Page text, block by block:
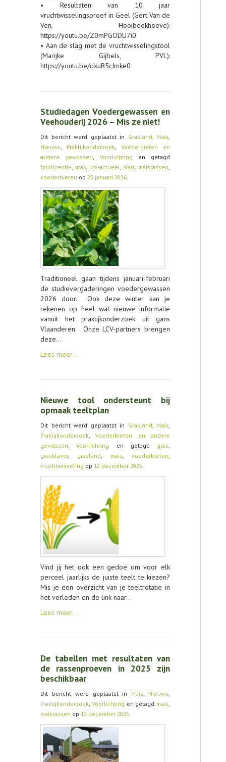
• Resultaten van 10 jaar
vruchtwisselingsproef in Geel (Gert Van de
Ven, Hooibeekhoeve):
https://youtu.be/Z0mPGODU7i0
• Aan de slag met de vruchtwisselingstool
(Marijke Gijbels, PVL):
https://youtu.be/dxuR5cImke0
Studiedagen Voedergewassen en
Veehouderij 2026 – Mis ze niet!
Dit bericht werd geplaatst in Grasland, Maïs,
Nieuws, Praktijkonderzoek, Voederbieten en
andere gewassen, Voorlichting en getagd
fytolicentie, gras, lcv-actueel, mais, maisrassen,
voederbieten op 25 januari 2026.
Traditioneel gaan tijdens januari-februari
de studievergaderingen voedergewassen
2026 door. Ook deze winter kan je
rekenen op heel wat nieuwe informatie
vanuit het praktijkonderzoek uit gans
Vlaanderen. Onze LCV-partners brengen
deze…
Lees meer…
Nieuwe tool ondersteunt bij
opmaak teeltplan
Dit bericht werd geplaatst in Grasland, Maïs,
Praktijkonderzoek,Voederbieten en andere
gewassen,Voorlichting en getagd gras,
grasklaver, grasland, mais,voederbieten,
vruchtwisseling op 12 december 2025.
Vind jij het ook een gedoe om voor elk
perceel jaarlijks de juiste teelt te kiezen?
Mis je een overzicht van je teeltrotatie in
het verleden en de link naar…
Lees meer…
De tabellen met resultaten van
de rassenproeven in 2025 zijn
beschikbaar
Dit bericht werd geplaatst in Maïs, Nieuws,
Praktijkonderzoek, Voorlichting en getagd mais,
maisrassen op 12 december 2025.